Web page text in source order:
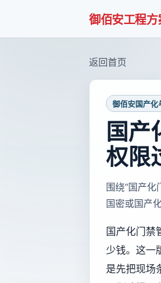
御佰安工程
返回首页
御佰安国产化
国产
权限
围绕“国产化
国密或国产
国产化门禁
少钱。这一
是先把现场